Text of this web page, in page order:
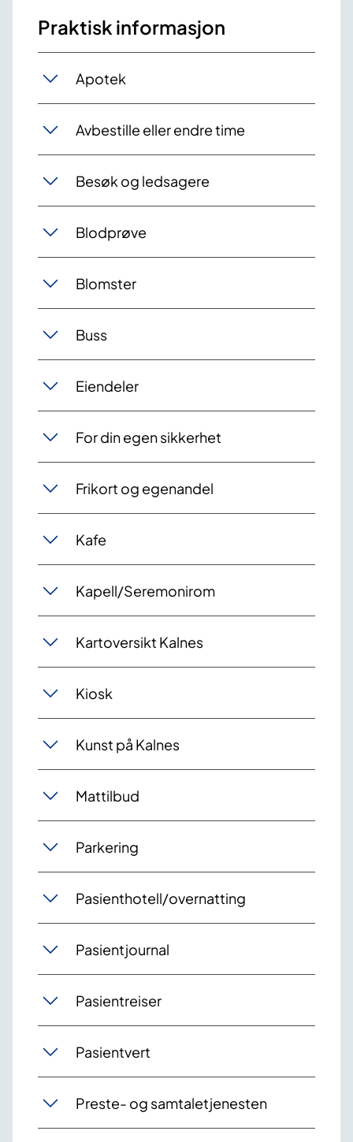
Praktisk informasjon
Apotek
Avbestille eller endre time
Besøk og ledsagere
Blodprøve
Blomster
Buss
Eiendeler
For din egen sikkerhet
Frikort og egenandel
Kafe
Kapell/Seremonirom
Kartoversikt Kalnes
Kiosk
Kunst på Kalnes
Mattilbud
Parkering
Pasienthotell/overnatting
Pasientjournal
Pasientreiser
Pasientvert
Preste- og samtaletjenesten